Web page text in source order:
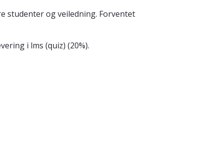
studenter og veiledning. Forventet
i lms (quiz) (20%).